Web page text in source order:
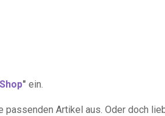
" ein.
Artikel aus. Oder doch